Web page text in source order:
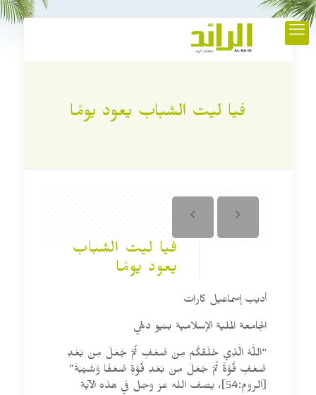
فيا ليت الشباب يعود يومًا
فيا ليت الشباب
يعود يومًا
أديب إسماعيل كارات
الجامعة الملية الإسلامية بنيو دلهي
“اللَّهُ الَّذِي خَلَقَكُمْ مِنْ ضَعْفٍ ثُمَّ جَعَلَ مِنْ بَعْدِ
ضَعْفٍ قُوَّةً ثُمَّ جَعَلَ مِنْ بَعْدِ قُوَّةٍ ضَعْفًا وَشَيْبَةً”
[الروم:54]، يصف الله عز وجل في هذه الآية